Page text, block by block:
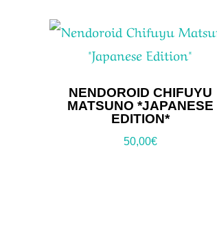
NENDOROID CHIFUYU
MATSUNO *JAPANESE
EDITION*
50,00€